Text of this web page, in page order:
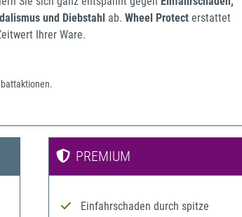
und Diebstahl ab. Wheel Protect erstattet
Ihrer Ware.
PREMIUM
Einfahrschaden durch spitze